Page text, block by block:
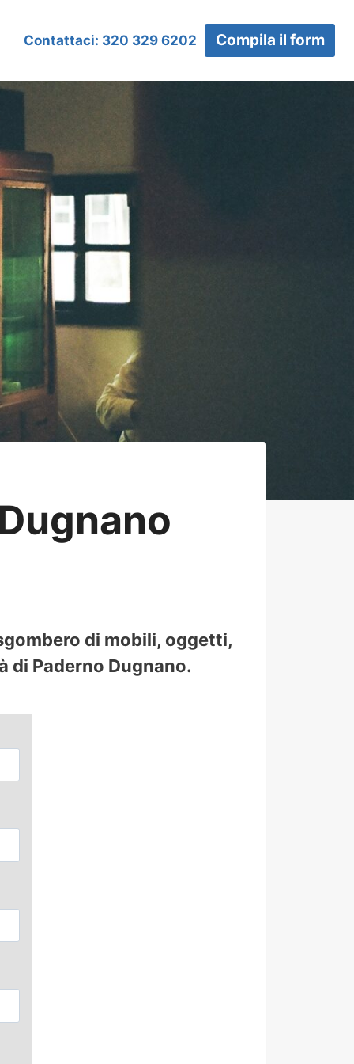
Contattaci: 320 329 6202 Compila il form
di mobili, oggetti,
Paderno Dugnano.